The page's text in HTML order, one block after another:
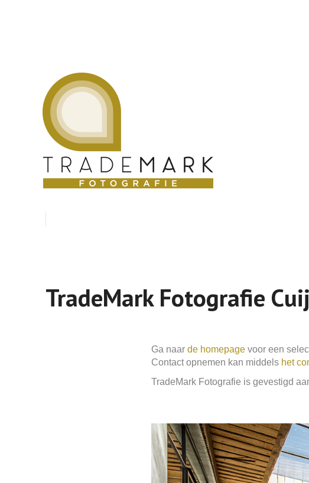
TradeMark Fotografie
Ga naar de homepagevoor een
Contact opnemen kan middels het
TradeMark Fotografie is gevestigd